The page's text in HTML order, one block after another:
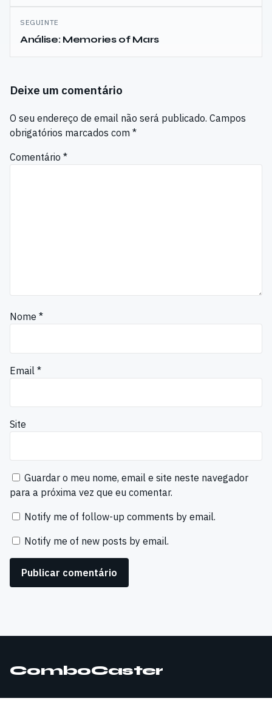
artigos
SEGUINTE
Análise: Memories of Mars
Deixe um comentário
O seu endereço de email não será publicado. Campos
obrigatórios marcados com *
Comentário *
Nome *
Email *
Site
Guardar o meu nome, email e site neste navegador
para a próxima vez que eu comentar.
Notify me of follow-up comments by email.
Notify me of new posts by email.
ComboCaster